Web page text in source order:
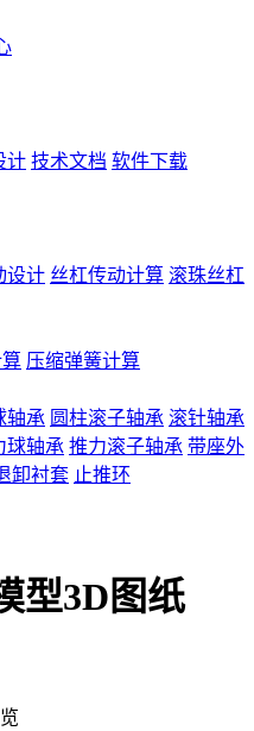
计 技术文档 软件下载
设计 丝杠传动计算 滚珠丝杠
压缩弹簧计算
轴承 圆柱滚子轴承 滚针轴承
球轴承 推力滚子轴承 带座外
卸衬套 止推环
型3D图纸